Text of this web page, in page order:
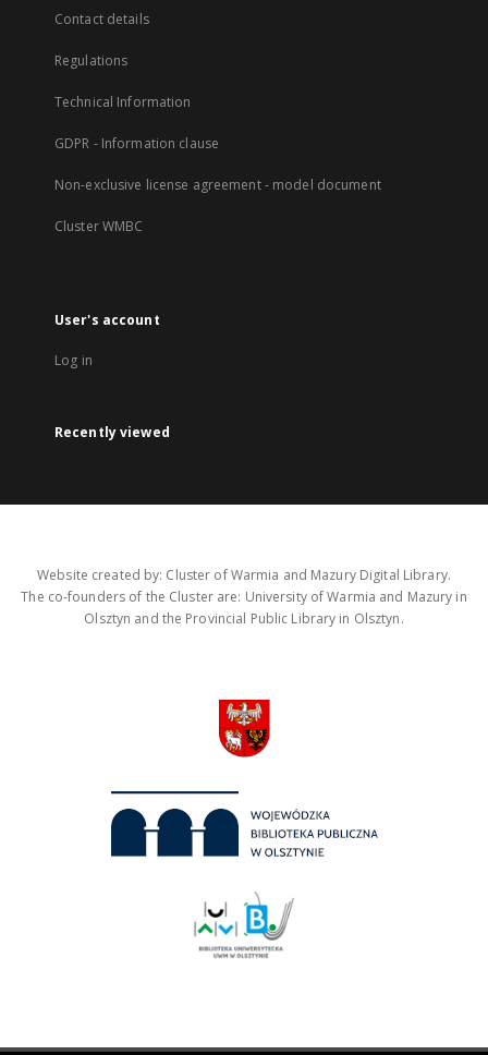
Contact details
Regulations
Technical Information
GDPR - Information clause
Non-exclusive license agreement - model document
Cluster WMBC
User's account
Log in
Recently viewed
Website created by: Cluster of Warmia and Mazury Digital Library.
The co-founders of the Cluster are: University of Warmia and Mazury in
Olsztyn and the Provincial Public Library in Olsztyn.